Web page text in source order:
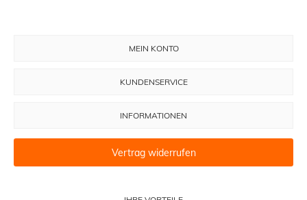
MEIN KONTO
KUNDENSERVICE
INFORMATIONEN
Vertrag widerrufen